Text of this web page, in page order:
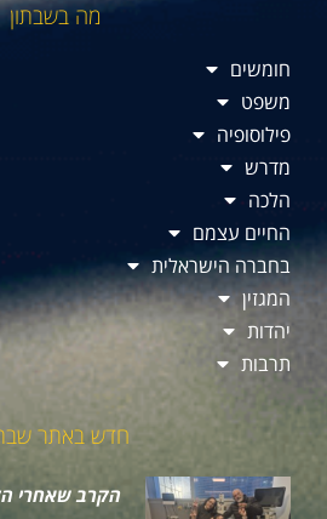
מה בשבתון
חומשים
משפט
פילוסופיה
מדרש
הלכה
החיים עצמם
בחברה הישראלית
המגזין
יהדות
תרבות
חדש באתר
הקרב שאחרי